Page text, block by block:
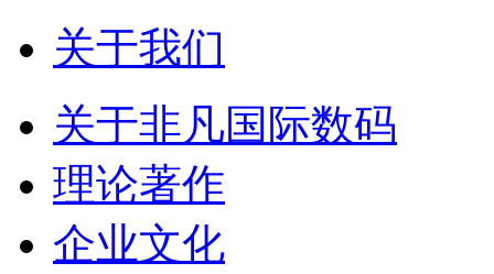
关于我们
关于非凡国际数码
理论著作
企业文化